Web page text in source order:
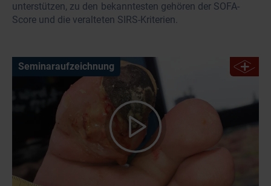
unterstützen, zu den bekanntesten gehören der SOFA-
Score und die veralteten SIRS-Kriterien.
Seminaraufzeichnung